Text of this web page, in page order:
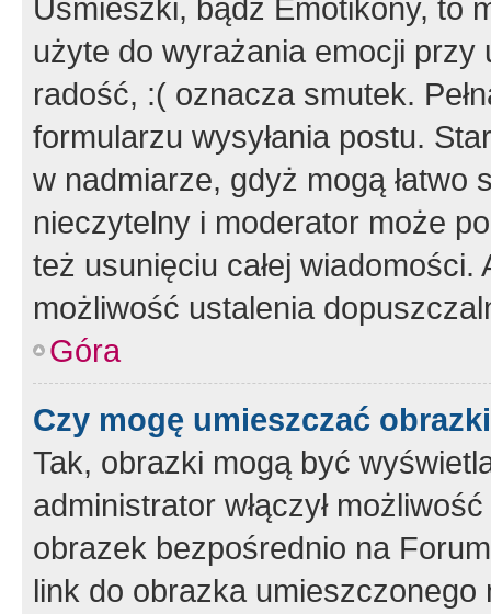
Uśmieszki, bądź Emotikony, to
użyte do wyrażania emocji
radość, :( oznacza smutek.
formularzu wysyłania postu.
w nadmiarze, gdyż mogą
nieczytelny i moderator może
też usunięciu całej
możliwość ustalenia
Góra
Czy mogę umieszczać
Tak, obrazki mogą być
administrator włączył
obrazek bezpośrednio na
link do obrazka